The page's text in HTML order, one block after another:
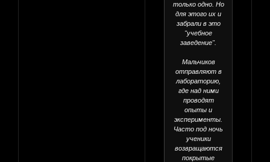
только одно. Но
для этого их и
забрали в это
"учебное
заведение".
Мальчиков
отправляют в
лабораторию,
где над ними
проводят
опыты и
эксперименты.
Часто под ночь
ученики
возвращаются
покрытые